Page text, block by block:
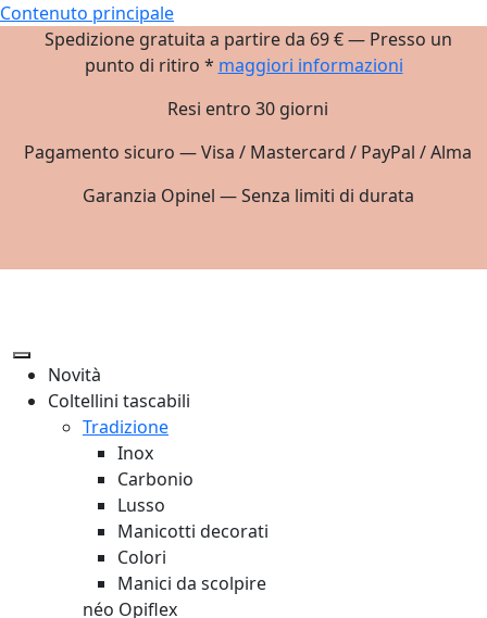
Contenuto principale
Spedizione gratuita a partire da 69 € — Presso un
punto di ritiro * maggiori informazioni
Resi entro 30 giorni
Pagamento sicuro — Visa / Mastercard / PayPal / Alma
Garanzia Opinel — Senza limiti di durata
Novità
Coltellini tascabili
Tradizione
Inox
Carbonio
Lusso
Manicotti decorati
Colori
Manici da scolpire
néo Opiflex